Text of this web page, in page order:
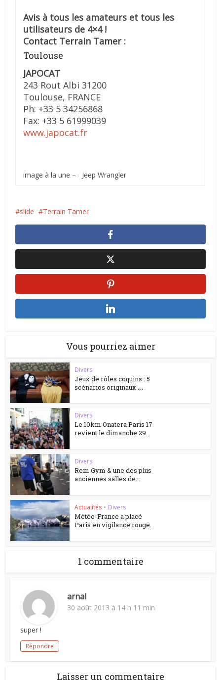
Avis à tous les amateurs et tous les
utilisateurs de 4×4 !
Contact Terrain Tamer :
Toulouse
JAPOCAT
243 Rout Albi 31200
Toulouse, FRANCE
Ph: +33 5 34256868
Fax: +33 5 61999039
www.japocat.fr
image à la une – Jeep Wrangler
slide Terrain Tamer
Vous pourriez aimer
Divers
Jeux de rôles coquins : 5
scénarios originaux ….
Divers
Le 10km Onatera Paris 17
revient le dimanche 29...
Divers
Rem Gym & une des plus
anciennes salles de...
Actualités • Divers
Météo-France a placé
Paris en vigilance rouge.
1 commentaire
arnal
30 août 2013 à 14 h 11 min
super !
Répondre
Laisser un commentaire